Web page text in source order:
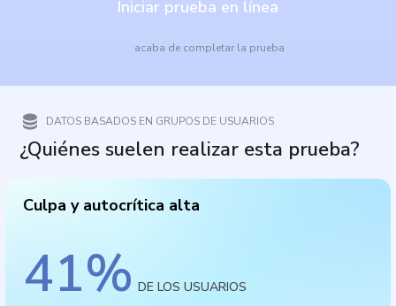
Iniciar prueba en línea
acaba de completar la prueba
DATOS BASADOS EN GRUPOS DE USUARIOS
¿Quiénes suelen realizar esta prueba?
Culpa y autocrítica alta
41% DE LOS USUARIOS